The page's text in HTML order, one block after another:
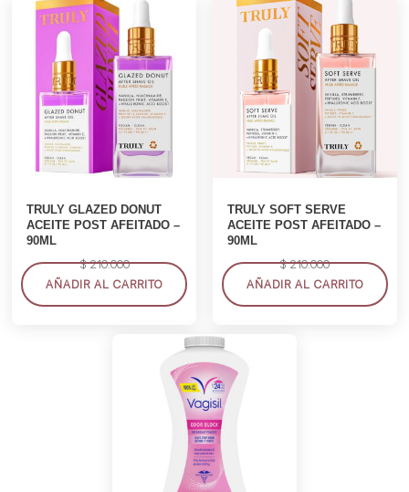
TRULY GLAZED DONUT
ACEITE POST AFEITADO –
90ML
$210.000
AÑADIR AL CARRITO
TRULY SOFT SERVE
ACEITE POST AFEITADO –
90ML
$210.000
AÑADIR AL CARRITO